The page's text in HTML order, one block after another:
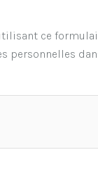
ce
personnelles